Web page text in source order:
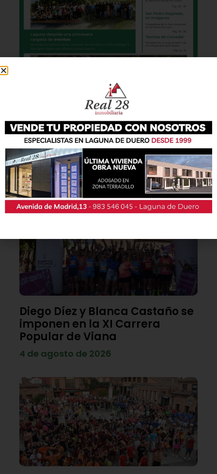
También podrás conseguir la revista en papel
de formagratuitaen todos los negocios
patrocinadores y en la Casa de las Artes.
Lo último
Diego Díez y Blanca Castaño se
imponen en la XI Carrera
Popular de Viana
4 de agosto de 2026